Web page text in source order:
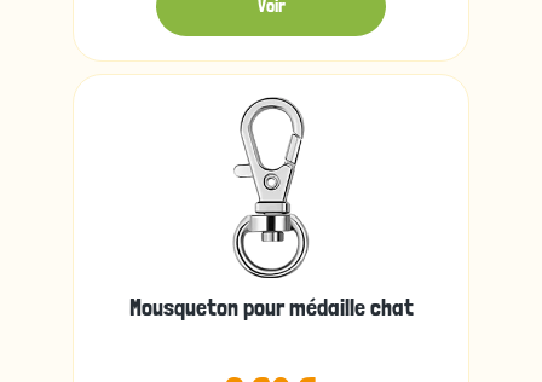
Voir
Mousqueton pour médaille chat